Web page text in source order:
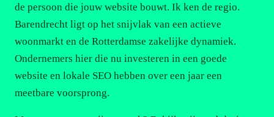
de persoon die jouw website bouwt. Ik ken de regio.
Barendrecht ligt op het snijvlak van een actieve
woonmarkt en de Rotterdamse zakelijke dynamiek.
Ondernemers hier die nu investeren in een goede
website en lokale SEO hebben over een jaar een
meetbare voorsprong.